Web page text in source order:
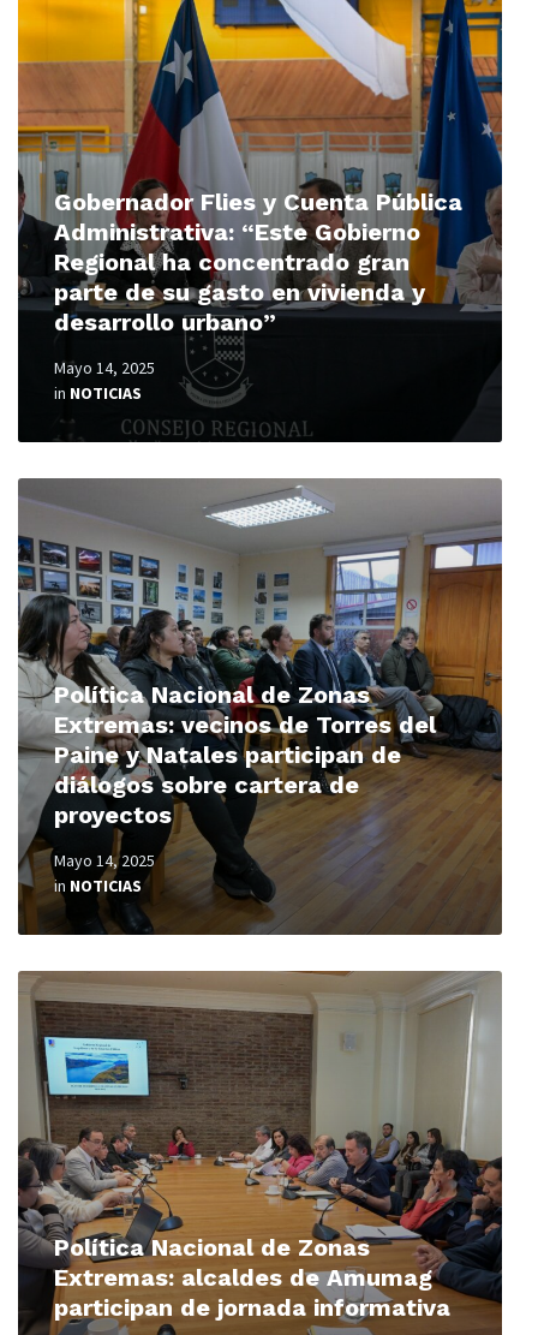
Gobernador Flies y Cuenta Pública
Administrativa: “Este Gobierno
Regional ha concentrado gran
parte de su gasto en vivienda y
desarrollo urbano”
Mayo 14, 2025
in NOTICIAS
More
Política Nacional de Zonas
Extremas: vecinos de Torres del
Paine y Natales participan de
diálogos sobre cartera de
proyectos
Mayo 14, 2025
in NOTICIAS
Read
More
Política Nacional de Zonas
Extremas: alcaldes de Amumag
participan de jornada informativa
Read
More